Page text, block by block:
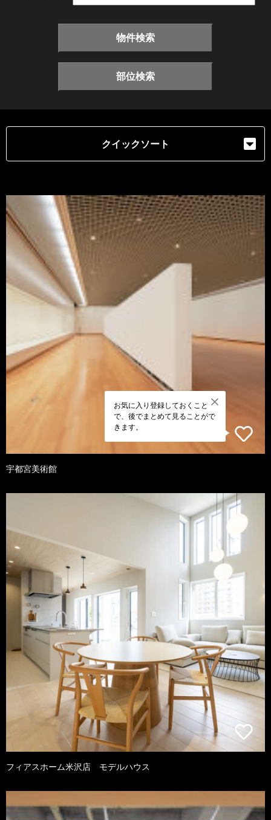
物件検索
部位検索
クイックソート
お気に入り登録しておくこと
で、後でまとめて見ることがで
きます。
宇都宮美術館
フィアスホーム米沢店 モデルハウス